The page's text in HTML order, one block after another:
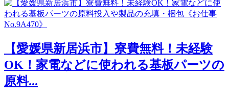
【愛媛県新居浜市】寮費無料！未経験
OK！家電などに使われる基板パーツの
原料...